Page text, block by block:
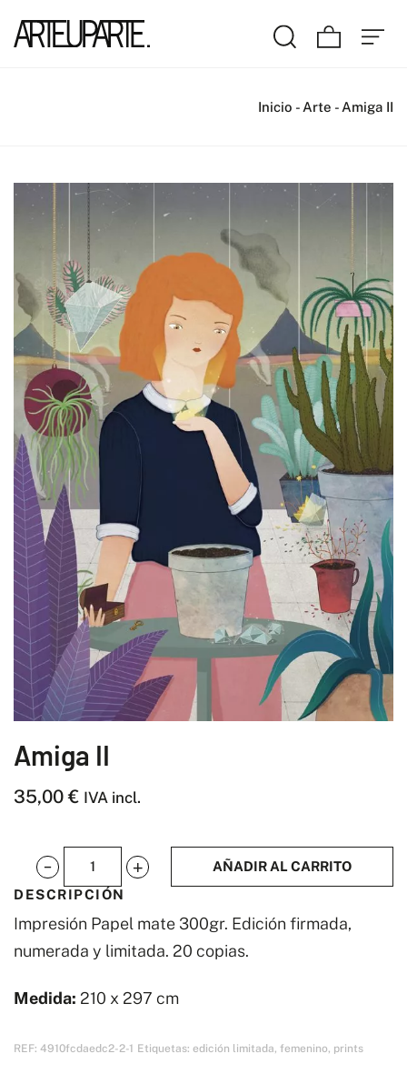
Inicio - Arte - Amiga II
Amiga II
35,00€ IVA incl.
Amiga
II
cantidad
AÑADIR AL CARRITO
DESCRIPCIÓN
Impresión Papel mate 300gr. Edición firmada,
numerada y limitada. 20 copias.
Medida: 210 x 297 cm
REF: 4910fcdaedc2-2-1 Etiquetas: edición limitada, femenino, prints